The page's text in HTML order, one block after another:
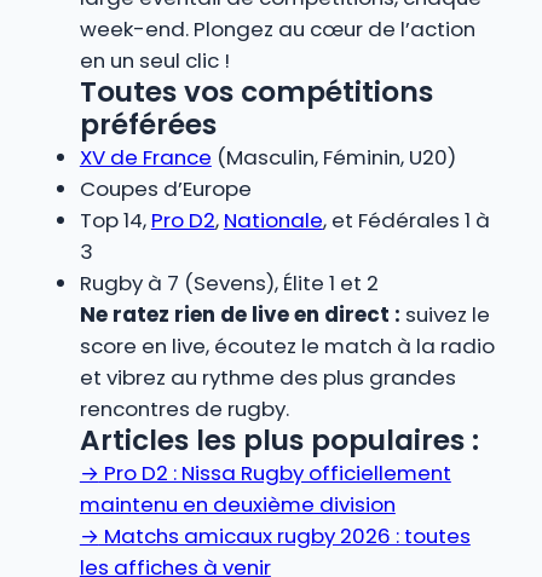
week-end. Plongez au cœur de l’action
en un seul clic !
Toutes vos compétitions
préférées
XV de France (Masculin, Féminin, U20)
Coupes d’Europe
Top 14, Pro D2, Nationale, et Fédérales 1 à
3
Rugby à 7 (Sevens), Élite 1 et 2
Ne ratez rien de live en direct : suivez le
score en live, écoutez le match à la radio
et vibrez au rythme des plus grandes
rencontres de rugby.
Articles les plus populaires :
→ Pro D2 : Nissa Rugby officiellement
maintenu en deuxième division
→ Matchs amicaux rugby 2026 : toutes
les affiches à venir